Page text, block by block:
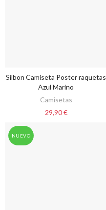
VER OPCIONES
Silbon Camiseta Poster raquetas
Azul Marino
Camisetas
29,90 €
NUEVO